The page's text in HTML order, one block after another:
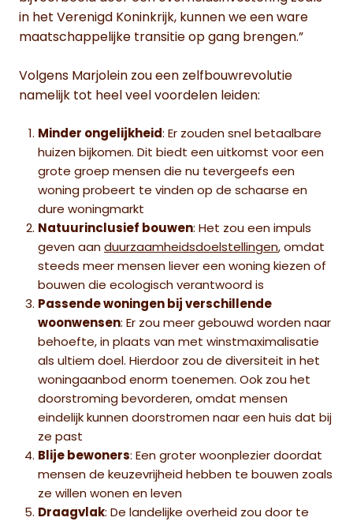
in het Verenigd Koninkrijk, kunnen we een ware
maatschappelijke transitie op gang brengen.”
Volgens Marjolein zou een zelfbouwrevolutie
namelijk tot heel veel voordelen leiden:
Minder ongelijkheid : Er zouden snel betaalbare
huizen bijkomen. Dit biedt een uitkomst voor een
grote groep mensen die nu tevergeefs een
woning probeert te vinden op de schaarse en
dure woningmarkt
Natuurinclusief bouwen: Het zou een impuls
geven aan duurzaamheidsdoelstellingen, omdat
steeds meer mensen liever een woning kiezen of
bouwen die ecologisch verantwoord is
Passende woningen bij verschillende
woonwensen: Er zou meer gebouwd worden naar
behoefte, in plaats van met winstmaximalisatie
als ultiem doel. Hierdoor zou de diversiteit in het
woningaanbod enorm toenemen. Ook zou het
doorstroming bevorderen, omdat mensen
eindelijk kunnen doorstromen naar een huis dat bij
ze past
Blije bewoners: Een groter woonplezier doordat
mensen de keuzevrijheid hebben te bouwen zoals
ze willen wonen en leven
Draagvlak: De landelijke overheid zou door te